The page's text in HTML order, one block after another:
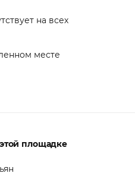
на всех
месте
площадке